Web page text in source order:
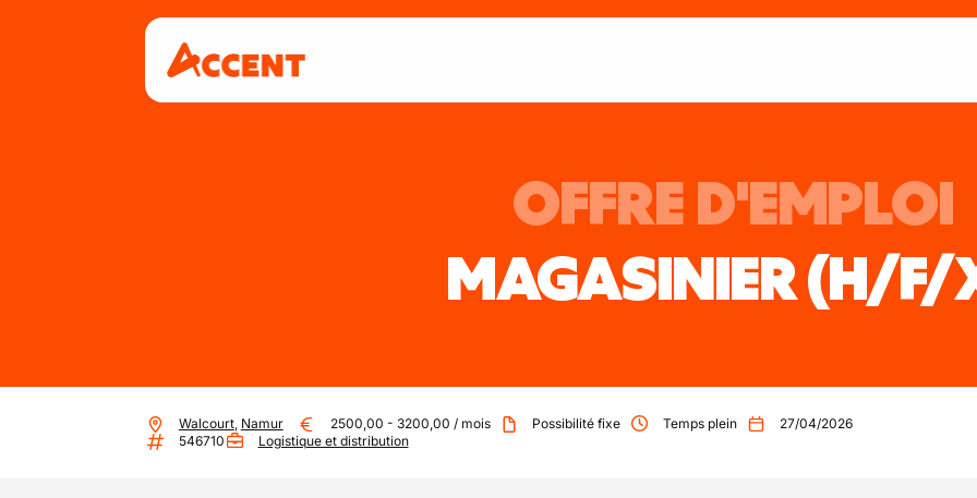
OFFRE D'EMPLOI
MAGASINIER(H/F/
Walcourt, Namur 2500,00 - 3200,00 / mois Possibilité fixe Temps plein
27/04/2026
546710
Logistique et distribution